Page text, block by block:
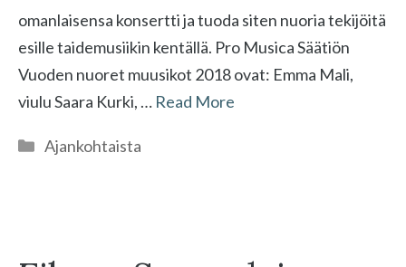
omanlaisensa konsertti ja tuoda siten nuoria tekijöitä
esille taidemusiikin kentällä. Pro Musica Säätiön
Vuoden nuoret muusikot 2018 ovat: Emma Mali,
viulu Saara Kurki, … Read More
Kategoriat
Ajankohtaista